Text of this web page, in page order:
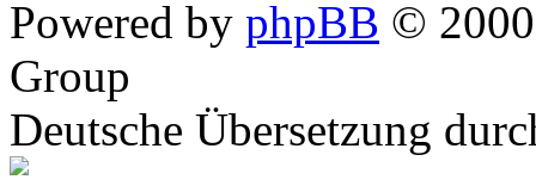
Powered by phpBB ©
Group
Deutsche Übersetzung